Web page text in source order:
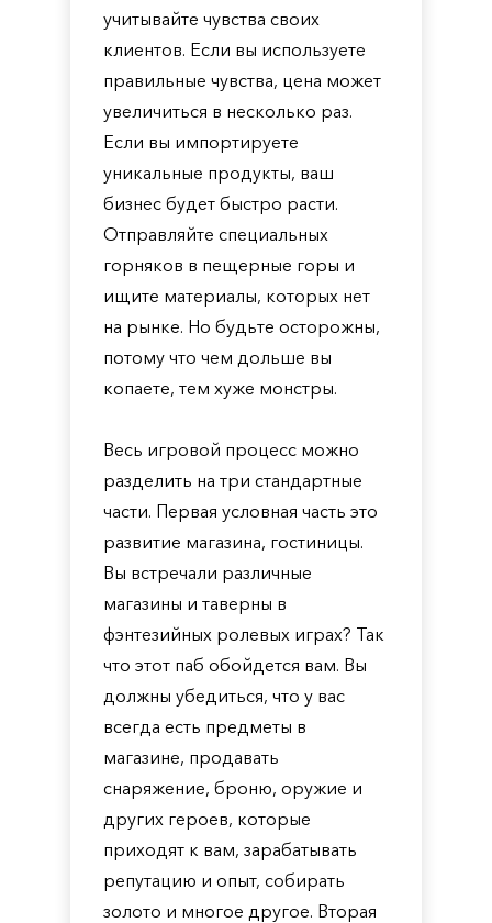
учитывайте чувства своих
клиентов. Если вы используете
правильные чувства, цена может
увеличиться в несколько раз.
Если вы импортируете
уникальные продукты, ваш
бизнес будет быстро расти.
Отправляйте специальных
горняков в пещерные горы и
ищите материалы, которых нет
на рынке. Но будьте осторожны,
потому что чем дольше вы
копаете, тем хуже монстры.
Весь игровой процесс можно
разделить на три стандартные
части. Первая условная часть это
развитие магазина, гостиницы.
Вы встречали различные
магазины и таверны в
фэнтезийных ролевых играх? Так
что этот паб обойдется вам. Вы
должны убедиться, что у вас
всегда есть предметы в
магазине, продавать
снаряжение, броню, оружие и
других героев, которые
приходят к вам, зарабатывать
репутацию и опыт, собирать
золото и многое другое. Вторая